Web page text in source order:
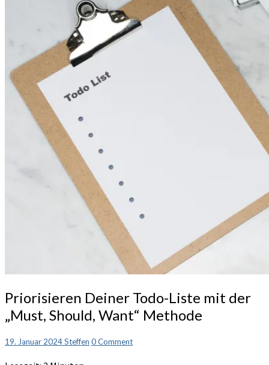
Priorisieren
Deiner
Todo-
mit
Priorisieren Deiner Todo-Liste mit der
„Must, Should, Want“ Methode
19. Januar 2024Steffen Comments
0 Comment